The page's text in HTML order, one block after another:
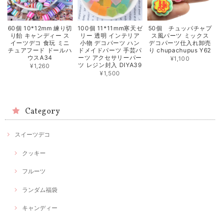
60個 10*12mm 練り切
り飴 キャンディー ス
イーツデコ 食玩 ミニ
チュアフード ドールハ
ウスA34
¥1,260
100個 11*11mm寒天ゼ
リー 透明 インテリア
小物 デコパーツ ハン
ドメイドパーツ 手芸パ
ーツ アクセサリーパー
ツ レジン封入 DIYA39
¥1,500
50個 チュッパチャプ
ス風パーツ ミックス
デコパーツ仕入れ卸売
り chupachupus Y62
¥1,100
Category
スイーツデコ
クッキー
フルーツ
ランダム福袋
キャンディー